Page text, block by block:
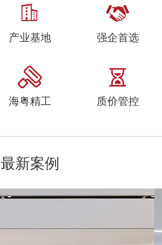
产业基地 强企首选
海粤精工 质价管控
最新案例